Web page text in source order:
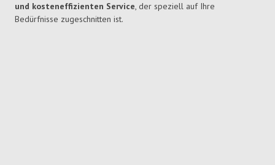
und kosteneffizienten Service, der speziell auf Ihre
Bedürfnisse zugeschnitten ist.